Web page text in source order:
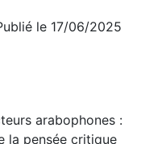
le 17/06/2025